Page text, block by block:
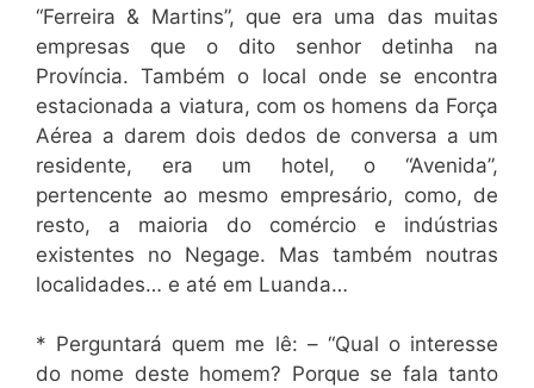
“Ferreira & Martins”, que era uma das muitas
empresas que o dito senhor detinha na
Província. Também o local onde se encontra
estacionada a viatura, com os homens da Força
Aérea a darem dois dedos de conversa a um
residente, era um hotel, o “Avenida”,
pertencente ao mesmo empresário, como, de
resto, a maioria do comércio e indústrias
existentes no Negage. Mas também noutras
localidades… e até em Luanda…
* Perguntará quem me lê: – “Qual o interesse
do nome deste homem? Porque se fala tanto